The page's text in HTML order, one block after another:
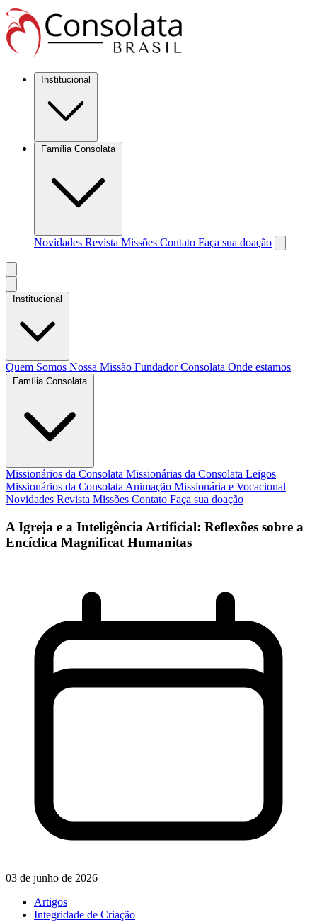
Institucional
Família Consolata
Novidades Revista Missões Contato Faça sua doação
Institucional
Quem Somos Nossa Missão FundadorConsolata Onde estamos
Família Consolata
Missionários da Consolata Missionárias da Consolata Leigos
Missionários da Consolata Animação Missionária e Vocacional
Novidades Revista Missões Contato Faça sua doação
A Igreja e a Inteligência Artificial: Reflexões sobre a
Encíclica Magnificat Humanitas
03 de junho de 2026
Artigos
Integridade de Criação